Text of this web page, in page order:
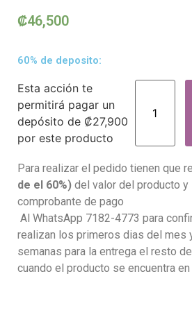
₡46,500
60% de deposito:
Esta acción te
permitirá pagar un
depósito de ₡27,900
por este producto
Para realizar el pedido tienen que
de el 60%) del valor del producto
comprobante de pago
Al WhatsApp 7182-4773 para
realizan los primeros dias del mes
semanas para la entrega el resto
cuando el producto se encuentra